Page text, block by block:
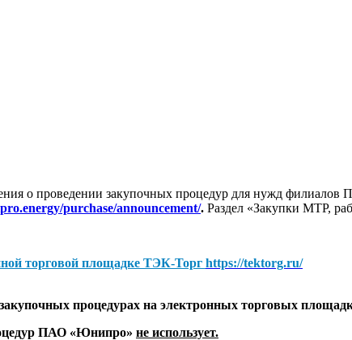
о проведении закупочных процедур для нужд
purchase/announcement/. Раздел «Закупки МТР,
торговой площадке ТЭК-Торг https://tektorg.ru/
процедурах на электронных торговых
ПАО «Юнипро» не использует.